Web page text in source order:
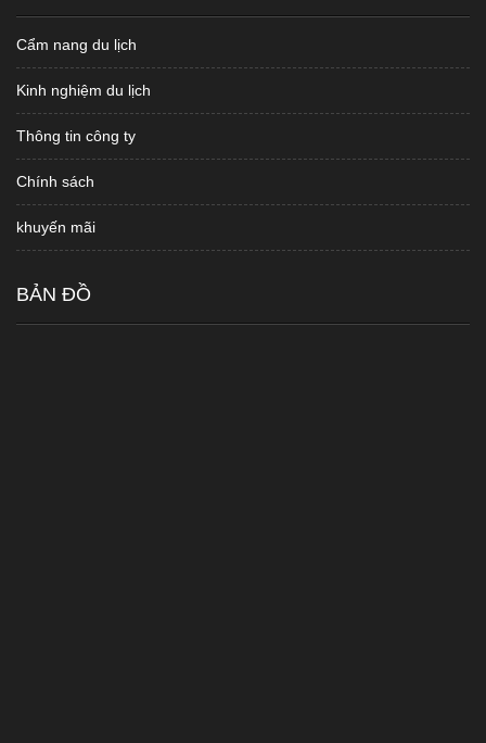
Cẩm nang du lịch
Kinh nghiệm du lịch
Thông tin công ty
Chính sách
khuyến mãi
BẢN ĐỒ